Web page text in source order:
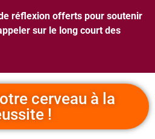
réflexion offerts pour soutenir
sur le long court des
cerveau à la
!